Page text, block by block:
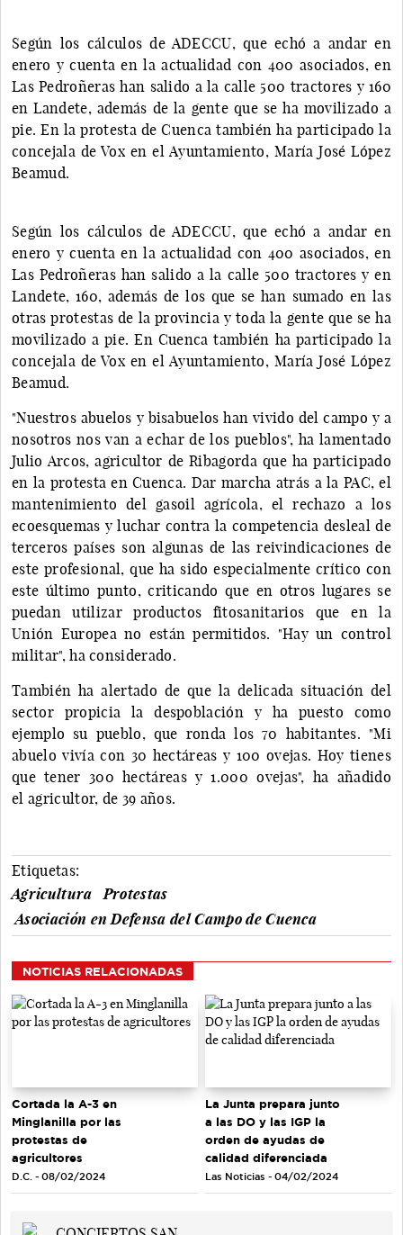
Según los cálculos de ADECCU, que echó a andar en
enero y cuenta en la actualidad con 400 asociados, en
Las Pedroñeras han salido a la calle 500 tractores y 160
en Landete, además de la gente que se ha movilizado a
pie. En la protesta de Cuenca también ha participado la
concejala de Vox en el Ayuntamiento, María José López
Beamud.
Según los cálculos de ADECCU, que echó a andar en
enero y cuenta en la actualidad con 400 asociados, en
Las Pedroñeras han salido a la calle 500 tractores y en
Landete, 160, además de los que se han sumado en las
otras protestas de la provincia y toda la gente que se ha
movilizado a pie. En Cuenca también ha participado la
concejala de Vox en el Ayuntamiento, María José López
Beamud.
"Nuestros abuelos y bisabuelos han vivido del campo y a
nosotros nos van a echar de los pueblos", ha lamentado
Julio Arcos, agricultor de Ribagorda que ha participado
en la protesta en Cuenca. Dar marcha atrás a la PAC, el
mantenimiento del gasoil agrícola, el rechazo a los
ecoesquemas y luchar contra la competencia desleal de
terceros países son algunas de las reivindicaciones de
este profesional, que ha sido especialmente crítico con
este último punto, criticando que en otros lugares se
puedan utilizar productos fitosanitarios que en la
Unión Europea no están permitidos. "Hay un control
militar", ha considerado.
También ha alertado de que la delicada situación del
sector propicia la despoblación y ha puesto como
ejemplo su pueblo, que ronda los 70 habitantes. "Mi
abuelo vivía con 30 hectáreas y 100 ovejas. Hoy tienes
que tener 300 hectáreas y 1.000 ovejas", ha añadido
el agricultor, de 39 años.
Etiquetas:
Agricultura
Protestas
Asociación en Defensa del Campo de Cuenca
NOTICIAS RELACIONADAS
Cortada la A-3 en
Minglanilla por las
protestas de
agricultores
D.C. - 08/02/2024
La Junta prepara junto
a las DO y las IGP la
orden de ayudas de
calidad diferenciada
Las Noticias - 04/02/2024